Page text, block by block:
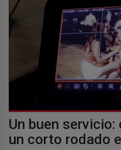
Un buen
un corto rodado